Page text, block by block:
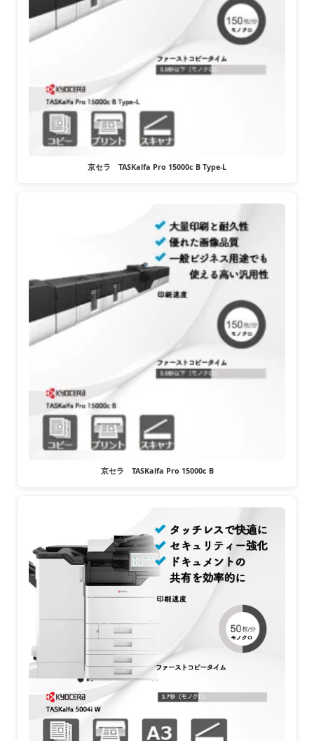
京セラ TASKalfa Pro 15000c B Type-L
京セラ TASKalfa Pro 15000c B